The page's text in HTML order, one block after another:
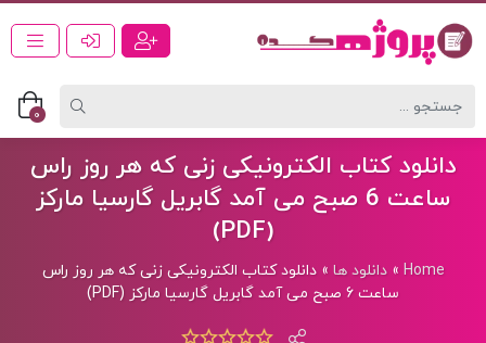
0
دانلود کتاب الکترونیکی زنی که هر روز راس
ساعت 6 صبح می آمد گابریل گارسیا مارکز
(PDF)
Home
»دانلود ها »دانلود کتاب الکترونیکی زنی که هر روز راس
ساعت 6 صبح می آمد گابریل گارسیا مارکز (PDF)